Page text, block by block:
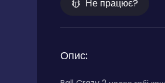
Не працює?
Опис: